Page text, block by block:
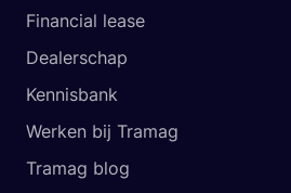
Financial lease
Dealerschap
Kennisbank
Werken bij Tramag
Tramag blog